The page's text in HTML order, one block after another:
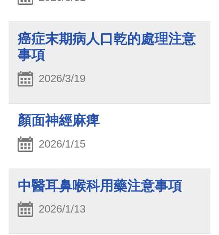
癌症末期病人口乾的處理注意
事項
2026/3/19
顏面神經麻痺
2026/1/15
中醫耳鼻喉科用藥注意事項
2026/1/13